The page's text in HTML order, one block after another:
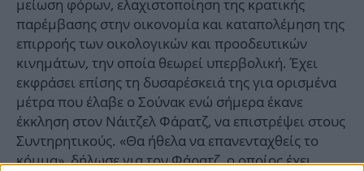
μείωση φόρων, ελαχιστοποίηση της κρατικής
παρέμβασης στην οικονομία και καταπολέμηση της
επιρροής των οικολογικών και προοδευτικών
κινημάτων, την οποία θεωρεί υπερβολική. Έχει
εκφράσει επίσης τη δυσαρέσκειά της για ορισμένα
μέτρα που έλαβε ο Σούνακ ενώ σήμερα έκανε
έκκληση στον Νάιτζελ Φάρατζ, να επιστρέψει στους
Συντηρητικούς. «Θα ήθελα να επανενταχθείς το
κόμμα», δήλωσε για τον Φάρατζ, ο οποίος έχει